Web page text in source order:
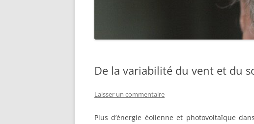
De la variabilité du vent et du
Laisser un commentaire
Plus d’énergie éolienne et photovoltaïque